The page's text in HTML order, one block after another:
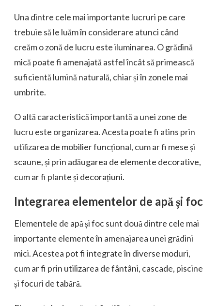
Una dintre cele mai importante lucruri pe care
trebuie să le luăm în considerare atunci când
creăm o zonă de lucru este iluminarea. O grădină
mică poate fi amenajată astfel încât să primească
suficientă lumină naturală, chiar și în zonele mai
umbrite.
O altă caracteristică importantă a unei zone de
lucru este organizarea. Acesta poate fi atins prin
utilizarea de mobilier funcțional, cum ar fi mese și
scaune, și prin adăugarea de elemente decorative,
cum ar fi plante și decorațiuni.
Integrarea elementelor de apă și foc
Elementele de apă și foc sunt două dintre cele mai
importante elemente în amenajarea unei grădini
mici. Acestea pot fi integrate în diverse moduri,
cum ar fi prin utilizarea de fântâni, cascade, piscine
și focuri de tabără.